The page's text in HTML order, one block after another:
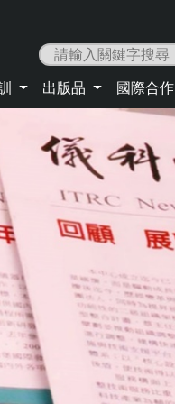
出版品 國際合作